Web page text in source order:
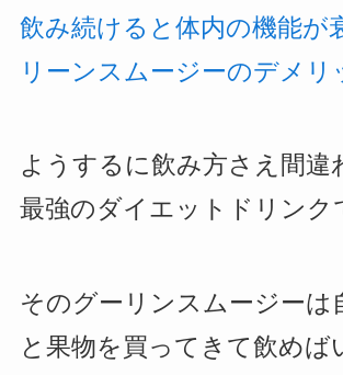
飲み続けると体内の機能が
リーンスムージーのデメリ
ようするに飲み方さえ間違
最強のダイエットドリンク
そのグーリンスムージーは
と果物を買ってきて飲めば